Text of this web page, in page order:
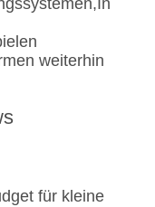
weiterhin
für kleine